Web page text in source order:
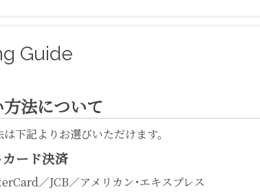
Guide
法について
下記よりお選びいただけます。
ード決済
／JCB／アメリカン･エキスプレス